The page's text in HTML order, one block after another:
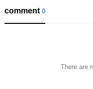
comment0
There are